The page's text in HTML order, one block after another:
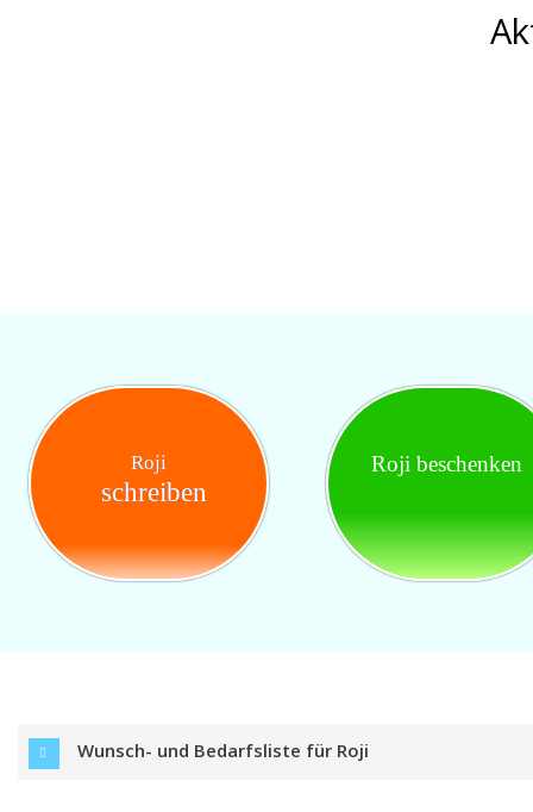
Roji
schreiben
Roji beschenken
Wunsch- und Bedarfsliste für Roji